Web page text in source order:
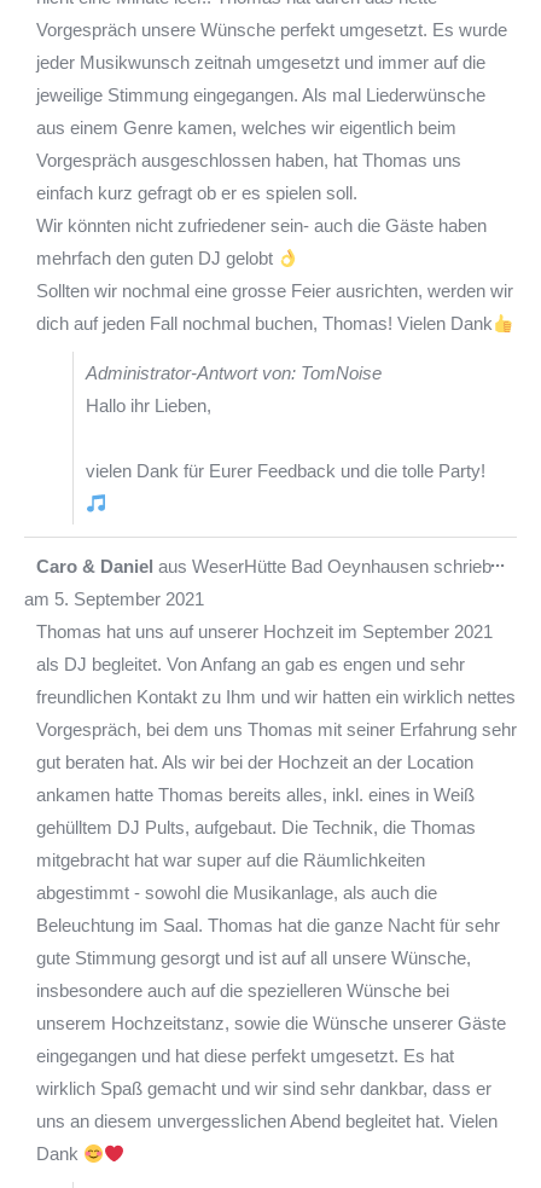
Vorgespräch unsere Wünsche perfekt umgesetzt. Es wurde
jeder Musikwunsch zeitnah umgesetzt und immer auf die
jeweilige Stimmung eingegangen. Als mal Liederwünsche
aus einem Genre kamen, welches wir eigentlich beim
Vorgespräch ausgeschlossen haben, hat Thomas uns
einfach kurz gefragt ob er es spielen soll.
Wir könnten nicht zufriedener sein- auch die Gäste haben
mehrfach den guten DJ gelobt
Sollten wir nochmal eine grosse Feier ausrichten, werden wir
dich auf jeden Fall nochmal buchen, Thomas! Vielen Dank
Administrator-Antwort von: TomNoise
Hallo ihr Lieben,
vielen Dank für Eurer Feedback und die tolle Party!
Caro & Daniel aus WeserHütte Bad Oeynhausen schrieb
am 5. September 2021
Thomas hat uns auf unserer Hochzeit im September 2021
als DJ begleitet. Von Anfang an gab es engen und sehr
freundlichen Kontakt zu Ihm und wir hatten ein wirklich nettes
Vorgespräch, bei dem uns Thomas mit seiner Erfahrung sehr
gut beraten hat. Als wir bei der Hochzeit an der Location
ankamen hatte Thomas bereits alles, inkl. eines in Weiß
gehülltem DJ Pults, aufgebaut. Die Technik, die Thomas
mitgebracht hat war super auf die Räumlichkeiten
abgestimmt - sowohl die Musikanlage, als auch die
Beleuchtung im Saal. Thomas hat die ganze Nacht für sehr
gute Stimmung gesorgt und ist auf all unsere Wünsche,
insbesondere auch auf die spezielleren Wünsche bei
unserem Hochzeitstanz, sowie die Wünsche unserer Gäste
eingegangen und hat diese perfekt umgesetzt. Es hat
wirklich Spaß gemacht und wir sind sehr dankbar, dass er
uns an diesem unvergesslichen Abend begleitet hat. Vielen
Dank
...